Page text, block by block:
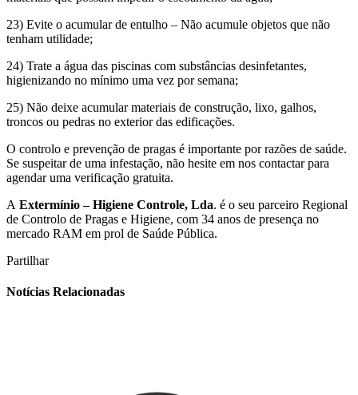
23) Evite o acumular de entulho – Não acumule objetos que não
tenham utilidade;
24) Trate a água das piscinas com substâncias desinfetantes,
higienizando no mínimo uma vez por semana;
25) Não deixe acumular materiais de construção, lixo, galhos,
troncos ou pedras no exterior das edificações.
O controlo e prevenção de pragas é importante por razões de saúde.
Se suspeitar de uma infestação, não hesite em nos contactar para
agendar uma verificação gratuita.
A Extermínio – Higiene Controle, Lda. é o seu parceiro Regional
de Controlo de Pragas e Higiene, com 34 anos de presença no
mercado RAM em prol de Saúde Pública.
Partilhar
Notícias Relacionadas